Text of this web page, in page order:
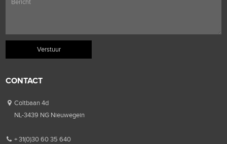
CONTACT
Coltbaan 4d
NL-3439 NG Nieuwegein
+ 31(0)30 60 35 640